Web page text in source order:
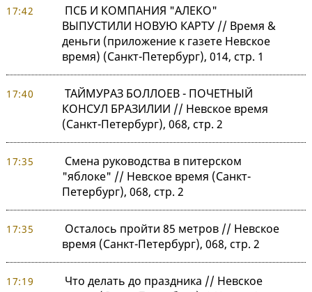
17:42
ПСБ И КОМПАНИЯ "АЛЕКО"
ВЫПУСТИЛИ НОВУЮ КАРТУ // Время &
деньги (приложение к газете Невское
время) (Санкт-Петербург), 014, стр. 1
17:40
ТАЙМУРАЗ БОЛЛОЕВ - ПОЧЕТНЫЙ
КОНСУЛ БРАЗИЛИИ // Невское время
(Санкт-Петербург), 068, стр. 2
17:35
Смена руководства в питерском
"яблоке" // Невское время (Санкт-
Петербург), 068, стр. 2
17:35
Осталось пройти 85 метров // Невское
время (Санкт-Петербург), 068, стр. 2
17:19
Что делать до праздника // Невское